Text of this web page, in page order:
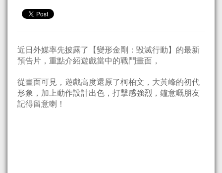
近日外媒率先披露了【變形金剛：毀滅行動】的最新
預告片，重點介紹遊戲當中的戰鬥畫面，
從畫面可見，遊戲高度還原了柯柏文，大黃峰的初代
形象，加上動作設計出色，打擊感強烈，鐘意嘅朋友
記得留意喇！